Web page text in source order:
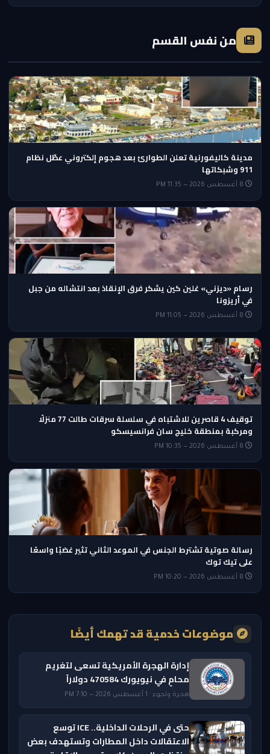
من نفس القسم
مدينة كاليفورنية تعلن الطوارئ بعد هجوم إلكتروني عطّل نظام
911 وشبكاتها
رسام «ديزني» غلين كين يشكر فرق الإنقاذ بعد انتشاله من جبل
في أريزونا
توقيف 4 قاصرين للاشتباه في سلسلة سرقات طالت 77 منزلًا
ومركبة بمنطقة خليج سان فرانسيسكو
رسالة صوتية تشترط الجنس في الموعد الثاني تثير غضبًا واسعًا
على تيك توك
موضوعات خدمية قد تهمك أيضًا
إدارة الهجرة الأمريكية تسعى لتغريم
محامٍ في نيويورك 470584 دولاراً
هجرة ولجوء · 1 أغسطس 2026 — 7:10 PM
حتى في الرحلات الداخلية.. ICE توسع
الاعتقالات داخل المطارات وتستهدف بعض